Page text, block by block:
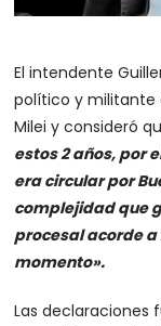
El intendente
político y militante
Milei y consideró
estos 2 años, por
era circular por
complejidad que
procesal acorde
momento».
Las declaraciones